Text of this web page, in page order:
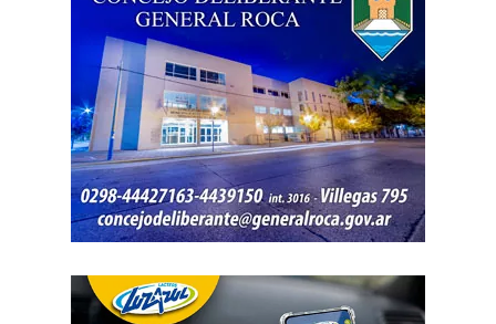
La jueza también examinó una certificación contable que
él mismo presentó. Ese documento informó un promedio
de ingresos durante un período determinado y consignó
una relación laboral con una de las empresas. El fallo
aclaró que esos datos no reflejaban necesariamente la
totalidad de los recursos, ya que existían otras
participaciones comerciales acreditadas en la causa.
El informe bancario añadió otro elemento. La cuenta
saldos durante varios meses. La sentencia tomó esos
movimientos como parte del análisis patrimonial, aunque